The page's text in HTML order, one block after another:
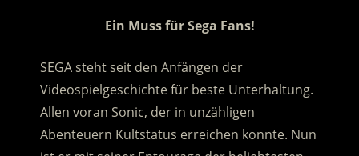
Ein Muss für Sega Fans!
SEGA steht seit den Anfängen der
Videospielgeschichte für beste Unterhaltung.
Allen voran Sonic, der in unzähligen
Abenteuern Kultstatus erreichen konnte. Nun